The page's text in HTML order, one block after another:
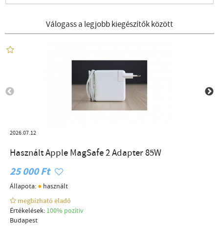
Válogass a legjobb kiegészítők között
2026.07.12
Használt Apple MagSafe 2 Adapter 85W
25 000 Ft
Állapota: ● használt
megbízható eladó
Értékelések: 100% pozítiv
Budapest